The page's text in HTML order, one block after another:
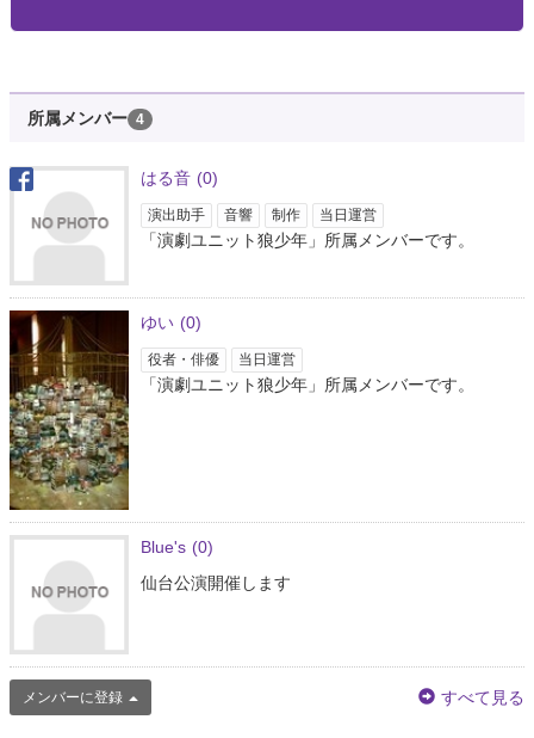
所属メンバー 4
はる音 (0)
演出助手 音響 制作 当日運営
「演劇ユニット狼少年」所属メンバーです。
ゆい (0)
役者・俳優 当日運営
「演劇ユニット狼少年」所属メンバーです。
Blue's (0)
仙台公演開催します
メンバーに登録 すべて見る